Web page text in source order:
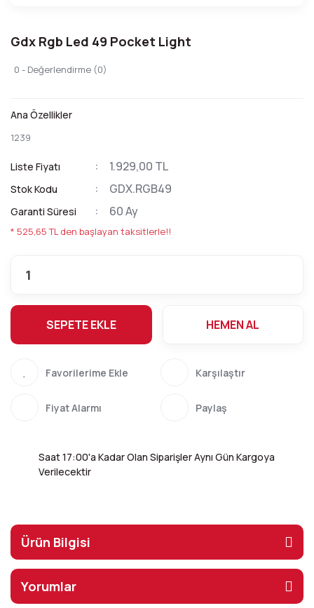
Gdx Rgb Led 49 Pocket Light
0 - Değerlendirme (0)
Ana Özellikler
1239
Liste Fiyatı 1.929,00 TL
Stok Kodu GDX.RGB49
Garanti Süresi 60 Ay
* 525,65 TL den başlayan taksitlerle!!
SEPETE EKLE HEMEN AL
Karşılaştır
Fiyat Alarmı Paylaş
Saat 17:00'a Kadar Olan Siparişler Aynı Gün Kargoya
Verilecektir
Ürün Bilgisi
Yorumlar